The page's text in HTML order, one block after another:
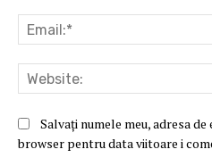
Salvați numele meu, adresa
browser pentru data viitoare i